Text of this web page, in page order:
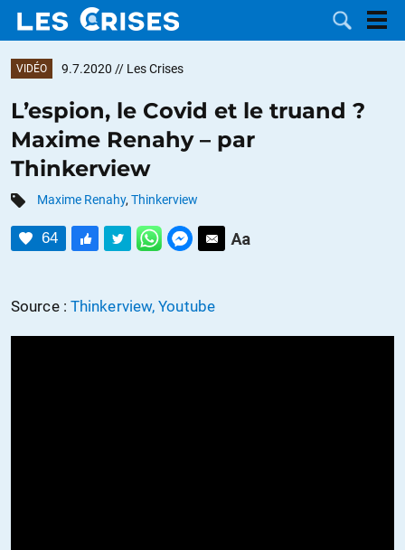
DOSSIERS
CATÉGORIES
MOTS CLÉS
CONTACTER
FAIRE UN
VIDÉO 9.7.2020 // Les Crises
L’espion, le Covid et le truand ?
Maxime Renahy – par
Thinkerview
Maxime Renahy, Thinkerview
64
Source : Thinkerview, Youtube